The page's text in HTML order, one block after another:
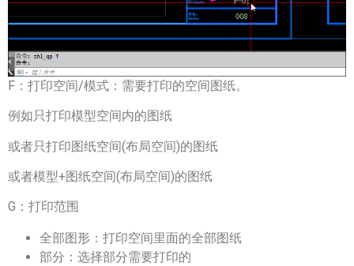
F：打印空间/模式：需要打印的空间图纸。
例如只打印模型空间内的图纸
或者只打印图纸空间(布局空间)的图纸
或者模型+图纸空间(布局空间)的图纸
G：打印范围
全部图形：打印空间里面的全部图纸
部分：选择部分需要打印的